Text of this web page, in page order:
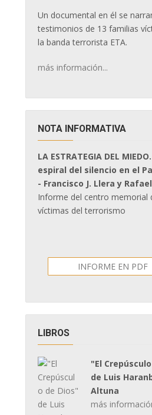
Un documental en él se
testimonios de 13 familias
la banda terrorista ETA.
más información...
NOTA INFORMATIVA
LA ESTRATEGIA DEL
espiral del silencio en el
- Francisco J. Llera y
Informe del centro memorial
víctimas del terrorismo
INFORME EN PDF
LIBROS
"El
de Luis
Altuna
más